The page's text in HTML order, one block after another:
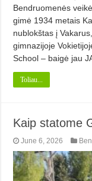
Bendruomenės
gimė 1934 metais
nublokštas į
gimnazijoje
School – baigė jau
Toliau...
Kaip statome
June 6, 2026